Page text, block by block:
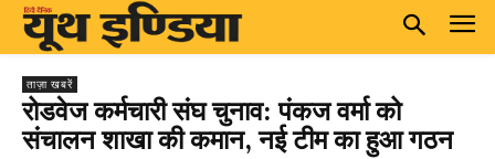
ताज़ा खबरें
रोडवेज कर्मचारी संघ चुनाव: पंकज वर्मा को
संचालन शाखा की कमान, नई टीम का हुआ गठन